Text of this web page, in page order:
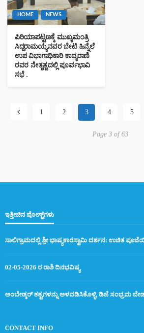
HOME NEWS
ಪಿರಿಯಾಪಟ್ಟಣಕ್ಕೆ ಮುಖ್ಯಮಂತ್ರಿ
ಸಿದ್ದರಾಮಯ್ಯನವರ ಬೇಟಿ ಹಿನ್ನೆಲೆ
ಉಪ ವಿಭಾಗಾಧಿಕಾರಿ ಕಾವ್ಯರಾಣಿ
ರವರ ನೇತೃತ್ವದಲ್ಲಿ ಪೂರ್ವಭಾವಿ
ಸಭೆ .
1 2 3 4 5
Page 3 of 63
ಇತ್ತೀಚಿನ ಪೋಸ್ಟ್‌ಗಳು
ಸಾಲಿಗ್ರಾಮದಲ್ಲಿ ಶ್ರೀ ಭಾಷ್ಯಕಾರಸ್ವಾಮಿ ದರ್ಶನ: ಉಚಿತ
02-05-2026 ರ ರಾಶಿ ದಿನಭವಿಷ್ಯ
ಅಂಬೇಡ್ಕರ್ ತತ್ವಗಳನ್ನು ಅಳವಡಿಸಿಕೊಳ್ಳಿ, ಡಿಜೆ ಸಂಭ್ರಮ ಬೇಡ:
CONTACT INFO